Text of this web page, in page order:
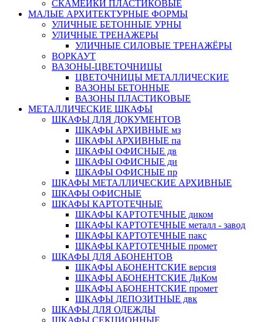
СКАМЕЙКИ ПЛАСТИКОВЫЕ
МАЛЫЕ АРХИТЕКТУРНЫЕ ФОРМЫ
УЛИЧНЫЕ БЕТОННЫЕ УРНЫ
УЛИЧНЫЕ ТРЕНАЖЕРЫ
УЛИЧНЫЕ СИЛОВЫЕ ТРЕНАЖЁРЫ
ВОРКАУТ
ВАЗОНЫ-ЦВЕТОЧНИЦЫ
ЦВЕТОЧНИЦЫ МЕТАЛЛИЧЕСКИЕ
ВАЗОНЫ БЕТОННЫЕ
ВАЗОНЫ ПЛАСТИКОВЫЕ
МЕТАЛЛИЧЕСКИЕ ШКАФЫ
ШКАФЫ ДЛЯ ДОКУМЕНТОВ
ШКАФЫ АРХИВНЫЕ мз
ШКАФЫ АРХИВНЫЕ па
ШКАФЫ ОФИСНЫЕ дв
ШКАФЫ ОФИСНЫЕ ди
ШКАФЫ ОФИСНЫЕ пр
ШКАФЫ МЕТАЛЛИЧЕСКИЕ АРХИВНЫЕ
ШКАФЫ ОФИСНЫЕ
ШКАФЫ КАРТОТЕЧНЫЕ
ШКАФЫ КАРТОТЕЧНЫЕ диком
ШКАФЫ КАРТОТЕЧНЫЕ металл - завод
ШКАФЫ КАРТОТЕЧНЫЕ пакс
ШКАФЫ КАРТОТЕЧНЫЕ промет
ШКАФЫ ДЛЯ АБОНЕНТОВ
ШКАФЫ АБОНЕНТСКИЕ версия
ШКАФЫ АБОНЕНТСКИЕ ДиКом
ШКАФЫ АБОНЕНТСКИЕ промет
ШКАФЫ ДЕПОЗИТНЫЕ двк
ШКАФЫ ДЛЯ ОДЕЖДЫ
ШКАФЫ СЕКЦИОННЫЕ